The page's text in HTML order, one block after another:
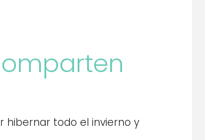
hibernar todo el invierno y